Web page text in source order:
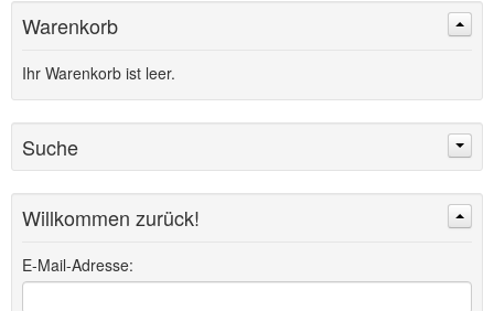
Warenkorb
Ihr Warenkorb ist leer.
Suche
Willkommen zurück!
E-Mail-Adresse: